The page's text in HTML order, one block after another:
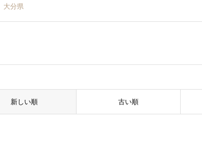
大分県
新しい順 古い順